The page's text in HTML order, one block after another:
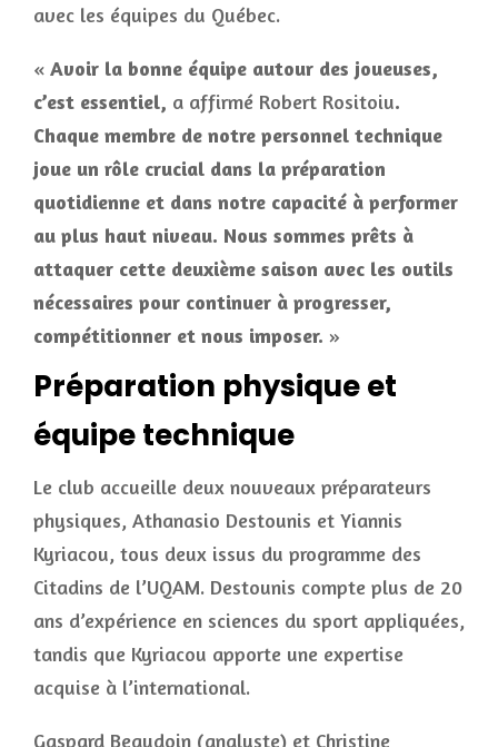
avec les équipes du Québec.
« Avoir la bonne équipe autour des joueuses,
c’est essentiel, a affirmé Robert Rositoiu.
Chaque membre de notre personnel technique
joue un rôle crucial dans la préparation
quotidienne et dans notre capacité à performer
au plus haut niveau. Nous sommes prêts à
attaquer cette deuxième saison avec les outils
nécessaires pour continuer à progresser,
compétitionner et nous imposer. »
Préparation physique et
équipe technique
Le club accueille deux nouveaux préparateurs
physiques, Athanasio Destounis et Yiannis
Kyriacou, tous deux issus du programme des
Citadins de l’UQAM. Destounis compte plus de 20
ans d’expérience en sciences du sport appliquées,
tandis que Kyriacou apporte une expertise
acquise à l’international.
Gaspard Beaudoin (analyste) et Christine